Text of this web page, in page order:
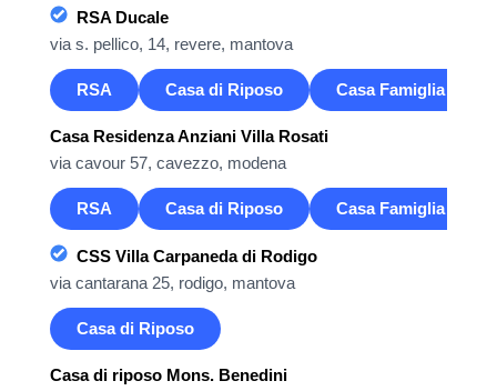
RSA Ducale
via s. pellico, 14, revere, mantova
RSA Casa di Riposo Casa Famiglia
Casa Residenza Anziani Villa Rosati
via cavour 57, cavezzo, modena
RSA Casa di Riposo Casa Famiglia
CSS Villa Carpaneda di Rodigo
via cantarana 25, rodigo, mantova
Casa di Riposo
Casa di riposo Mons. Benedini